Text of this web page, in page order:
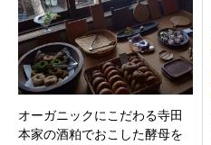
オーガニックにこだわる寺田
本家の酒粕でおこした酵母を